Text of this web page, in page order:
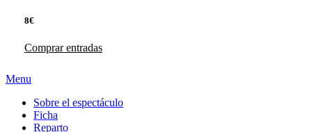
8€
Comprar entradas
Menu
Sobre el espectáculo
Ficha
Reparto